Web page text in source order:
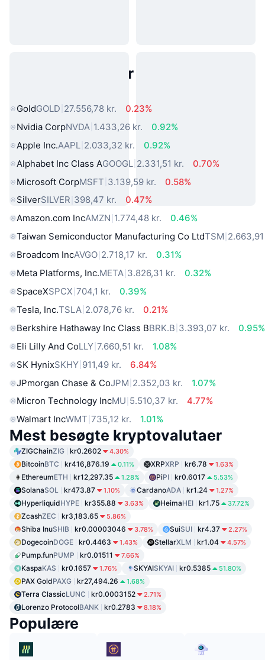
Populære aktiver fra den virkelige
GoldGOLD 27.556,78 kr.
0.23%
Nvidia CorpNVDA 1.433,26 kr.
0.92%
Apple Inc.AAPL 2.033,32 kr.
0.92%
Alphabet Inc Class AGOOGL 2.331,51 kr.
0.70%
Microsoft CorpMSFT 3.139,59 kr.
0.58%
SilverSILVER 398,47 kr.
0.47%
Amazon.com IncAMZN 1.774,48 kr.
0.46%
Taiwan Semiconductor Manufacturing Co LtdTSM
Broadcom IncAVGO 2.718,17 kr.
0.31%
Meta Platforms, Inc.META 3.826,31 kr.
0.32%
SpaceXSPCX 704,1 kr.
0.39%
Tesla, Inc.TSLA 2.078,76 kr.
0.21%
Berkshire Hathaway Inc Class BBRK.B 3.393,07 kr.
0.95%
Eli Lilly And CoLLY 7.660,51 kr.
1.08%
SK HynixSKHY 911,49 kr.
6.84%
JPmorgan Chase & CoJPM 2.352,03 kr.
1.07%
Micron Technology IncMU 5.510,37 kr.
4.77%
Walmart IncWMT 735,12 kr. 1.01%
Mest besøgte kryptovalutaer
ZIGChainZIG kr0.2602 4.30%
BitcoinBTC kr416,876.19 0.11% XRPXRP kr6.78 1.63%
EthereumETH kr12,297.35 1.28% PiPI kr0.6017 5.53%
SolanaSOL kr473.87 1.10% CardanoADA kr1.24 1.27%
HyperliquidHYPE kr355.88 3.63% HeimaHEI kr1.75 37.72%
ZcashZEC kr3,183.65 5.86%
Shiba InuSHIB kr0.00003046 3.78% SuiSUI kr4.37 2.27%
DogecoinDOGE kr0.4463 1.43% StellarXLM kr1.04 4.57%
Pump.funPUMP kr0.01511 7.66%
KaspaKAS kr0.1657 1.76% SKYAISKYAI kr0.5385 51.80%
PAX GoldPAXG kr27,494.26 1.68%
Terra ClassicLUNC kr0.0003152 2.71%
Lorenzo ProtocolBANK kr0.2783 8.18%
Populære